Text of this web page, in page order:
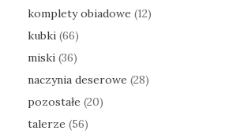
komplety obiadowe (12)
kubki (66)
miski (36)
naczynia deserowe (28)
pozostałe (20)
talerze (56)